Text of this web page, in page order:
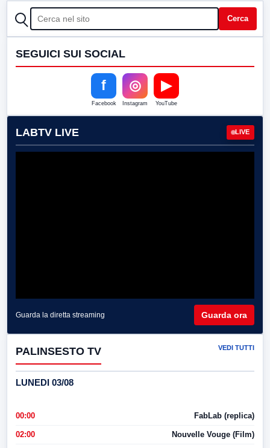
CERCA Cerca
SEGUICI SUI SOCIAL
f
Facebook
◎
Instagram
▶
YouTube
LABTV LIVE LIVE
Guarda la diretta streaming Guarda ora
PALINSESTO TV VEDI TUTTI
LUNEDI 03/08
00:00 FabLab (replica)
02:00 Nouvelle Vouge (Film)